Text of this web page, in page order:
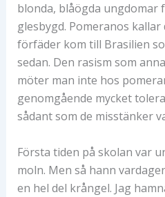
blonda, blåögda ungdomar
glesbygd. Pomeranos kallar
förfäder kom till Brasilien
sedan. Den rasism som
möter man inte hos
genomgående mycket
sådant som de misstänker
Första tiden på skolan var
moln. Men så hann
en hel del krångel. Jag